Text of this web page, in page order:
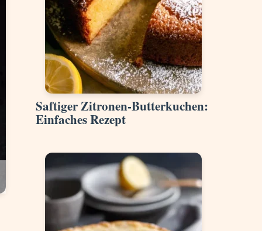
Saftiger Zitronen-Butterkuchen:
Einfaches Rezept